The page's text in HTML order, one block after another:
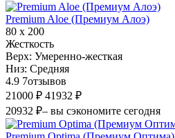
Premium Aloe (Премиум Алоэ)
80 х 200
Жесткость
Верх: Умеренно-жесткая
Низ: Средняя
4.9 7отзывов
21000 ₽ 41932 ₽
20932 ₽– вы сэкономите сегодня